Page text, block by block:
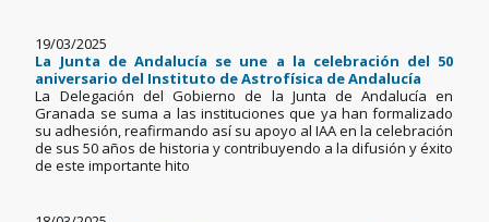
19/03/2025
La Junta de Andalucía se une a la celebración del 50
aniversario del Instituto de Astrofísica de Andalucía
La Delegación del Gobierno de la Junta de Andalucía en
Granada se suma a las instituciones que ya han formalizado
su adhesión, reafirmando así su apoyo al IAA en la celebración
de sus 50 años de historia y contribuyendo a la difusión y éxito
de este importante hito